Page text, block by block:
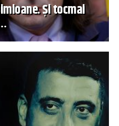
Și tocmai